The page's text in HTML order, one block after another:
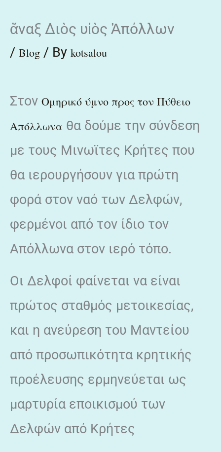
content
ἄναξ Διὸς υἱὸς Ἀπόλλων
/ Blog / By kotsalou
Στον Ομηρικό ύμνο προς τον Πύθειο
Απόλλωνα θα δούμε την σύνδεση
με τους Μινωϊτες Κρήτες που
θα ιερουργήσουν για πρώτη
φορά στον ναό των Δελφών,
φερμένοι από τον ίδιο τον
Απόλλωνα στον ιερό τόπο.
Οι Δελφοί φαίνεται να είναι
πρώτος σταθμός μετοικεσίας,
και η ανεύρεση του Μαντείου
από προσωπικότητα κρητικής
προέλευσης ερμηνεύεται ως
μαρτυρία εποικισμού των
Δελφών από Κρήτες